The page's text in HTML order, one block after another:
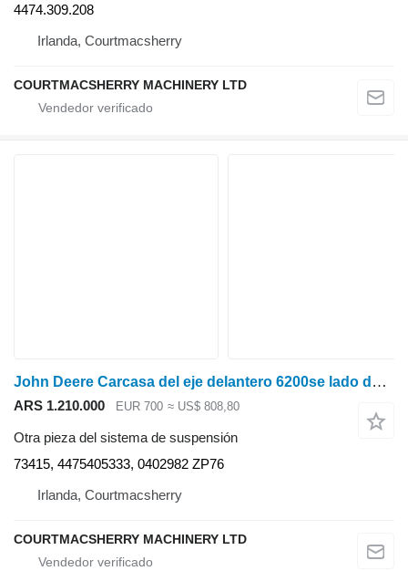
4474.309.208
Irlanda, Courtmacsherry
COURTMACSHERRY MACHINERY LTD
John Deere Carcasa del eje delantero 6200se lado derecho Al70416, 73415, 4475405333, 040298 para John Deere 6200se tractor de ruedas
ARS 1.210.000 EUR 700 ≈ US$ 808,80
Otra pieza del sistema de suspensión
73415, 4475405333, 0402982 ZP76
Irlanda, Courtmacsherry
COURTMACSHERRY MACHINERY LTD